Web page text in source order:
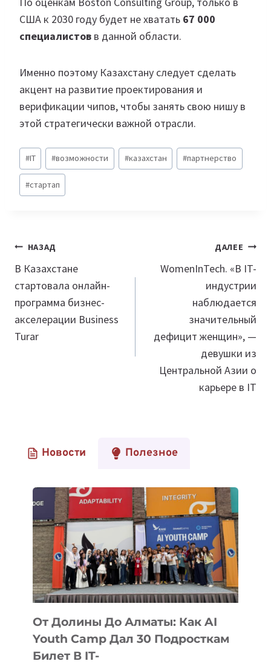
США к 2030 году будет не хватать 67 000
специалистов в данной области.
Именно поэтому Казахстану следует сделать
акцент на развитие проектирования и
верификации чипов, чтобы занять свою нишу в
этой стратегически важной отрасли.
Метки
записи:
#IT #возможности #казахстан #партнерство
#стартап
Навигация
по
записям
НАЗАД
В Казахстане
стартовала онлайн-
программа бизнес-
акселерации Business
Turar
ДАЛЕЕ
WomenInTech. «В IT-
индустрии
наблюдается
значительный
дефицит женщин», —
девушки из
Центральной Азии о
карьере в IT
Новости Полезное
От Долины До Алматы: Как AI
Youth Camp Дал 30 Подросткам
Билет В IT-